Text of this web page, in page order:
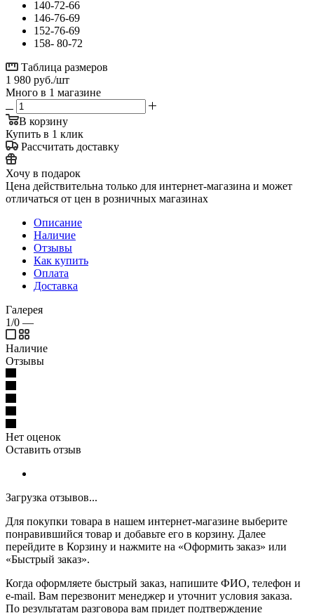
140-72-66
146-76-69
152-76-69
158- 80-72
Таблица размеров
1 980 руб./шт
Много в 1 магазине
В корзину
Купить в 1 клик
Рассчитать доставку
Хочу в подарок
Цена действительна только для интернет-магазина и может
отличаться от цен в розничных магазинах
Описание
Наличие
Отзывы
Как купить
Оплата
Доставка
Галерея
1/0 —
Наличие
Отзывы
Нет оценок
Оставить отзыв
Загрузка отзывов...
Для покупки товара в нашем интернет-магазине выберите
понравившийся товар и добавьте его в корзину. Далее
перейдите в Корзину и нажмите на «Оформить заказ» или
«Быстрый заказ».
Когда оформляете быстрый заказ, напишите ФИО, телефон и
e-mail. Вам перезвонит менеджер и уточнит условия заказа.
По результатам разговора вам придет подтверждение